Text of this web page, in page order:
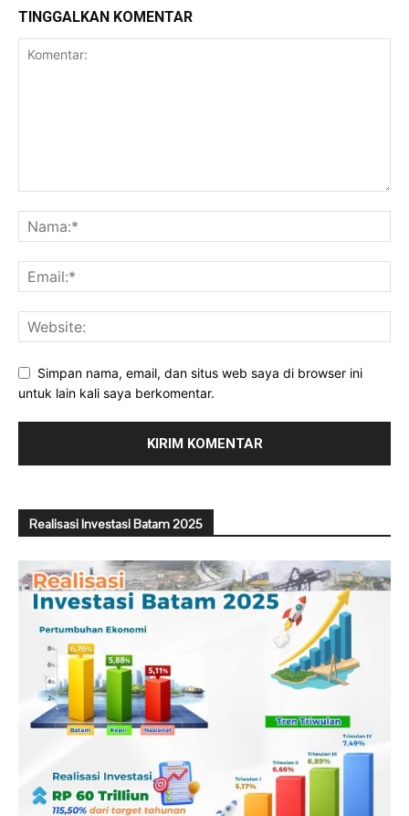
TINGGALKAN KOMENTAR
Simpan nama, email, dan situs web saya di browser ini
untuk lain kali saya berkomentar.
Realisasi Investasi Batam 2025